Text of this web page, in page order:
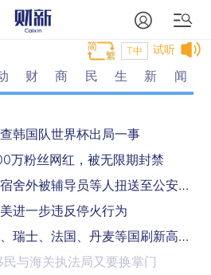
试听
T中
财商民生新闻
韩国队世界杯出局一事
万粉丝网红，被无限期封禁
某高校学生陈某，在宿舍外被辅导员等人扭送至公安机关，法院：其行为构成欺骗他人吸毒罪，详情披露
进一步违反停火行为
欧洲热浪肆虐，捷克、瑞士、法国、丹麦等国刷新高温纪录
与海关执法局又要换掌门